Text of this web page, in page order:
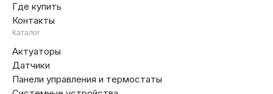
Где купить
Контакты
Каталог
Актуаторы
Датчики
Панели управления и термостаты